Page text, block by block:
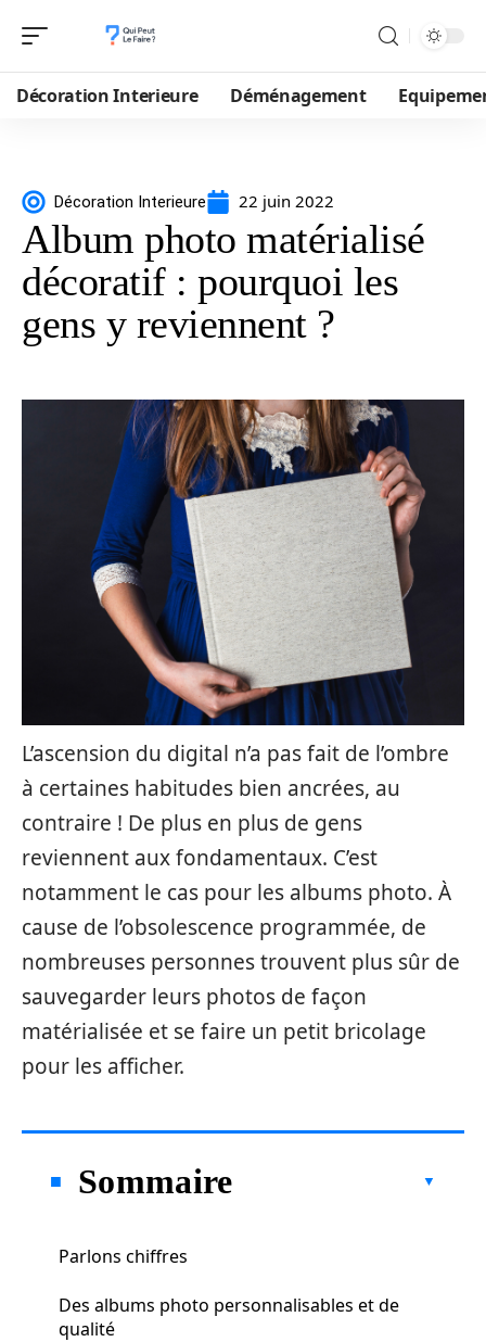
Décoration Interieure Déménagement
Décoration Interieure 22 juin 2022
Album photo matérialisé
décoratif : pourquoi les
gens y reviennent ?
L’ascension du digital n’a pas fait de l’ombre
à certaines habitudes bien ancrées, au
contraire ! De plus en plus de gens
reviennent aux fondamentaux. C’est
notamment le cas pour les albums photo. À
cause de l’obsolescence programmée, de
nombreuses personnes trouvent plus sûr de
sauvegarder leurs photos de façon
matérialisée et se faire un petit bricolage
pour les afficher.
Sommaire
Parlons chiffres
Des albums photo personnalisables et de
qualité